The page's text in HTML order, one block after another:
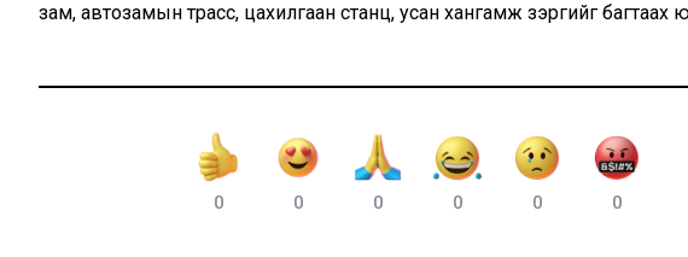
зам, автозамын трасс, цахилгаан станц, усан хангамж зэргийг багтаах
0 0 0 0 0 0